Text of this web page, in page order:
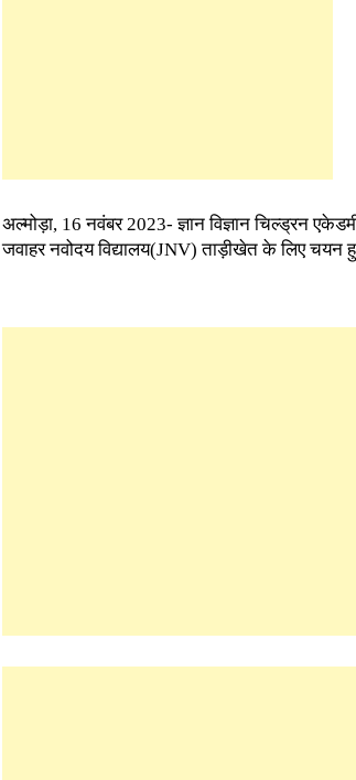
अल्मोड़ा, 16 नवंबर 2023- ज्ञान विज्ञान चिल्ड्रन
जवाहर नवोदय विद्यालय(JNV) ताड़ीखेत के लिए चयन